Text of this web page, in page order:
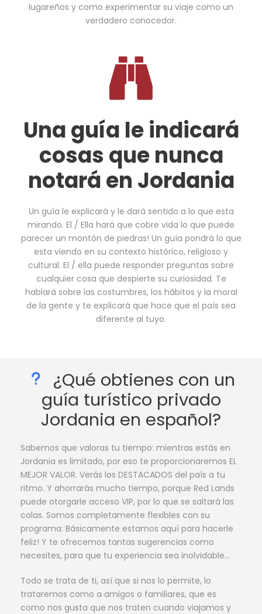
lugareños y como experimentar su viaje como un
verdadero conocedor.
Una guía le indicará
cosas que nunca
notará en Jordania
Un guía le explicará y le dará sentido a lo que esta
mirando. El / Ella hará que cobre vida lo que puede
parecer un montón de piedras! Un guía pondrá lo que
esta viendo en su contexto histórico, religioso y
cultural. El / ella puede responder preguntas sobre
cualquier cosa que despierte su curiosidad. Te
hablará sobre las costumbres, los hábitos y la moral
de la gente y te explicará que hace que el país sea
diferente al tuyo.
¿Qué obtienes con un
guía turístico privado
Jordania en español?
Sabemos que valoras tu tiempo: mientras estás en
Jordania es limitado, por eso te proporcionaremos EL
MEJOR VALOR. Verás los DESTACADOS del país a tu
ritmo. Y ahorrarás mucho tiempo, porque Red Lands
puede otorgarle acceso VIP, por lo que se saltará las
colas. Somos completamente flexibles con su
programa: Básicamente estamos aquí para hacerle
feliz! Y te ofrecemos tantas sugerencias como
necesites, para que tu experiencia sea inolvidable…
Todo se trata de ti, así que si nos lo permite, lo
trataremos como a amigos o familiares, que es
como nos gusta que nos traten cuando viajamos y